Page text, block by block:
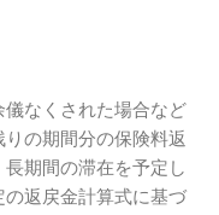
なくされた場合など
の期間分の保険料返
期間の滞在を予定し
返戻金計算式に基づ